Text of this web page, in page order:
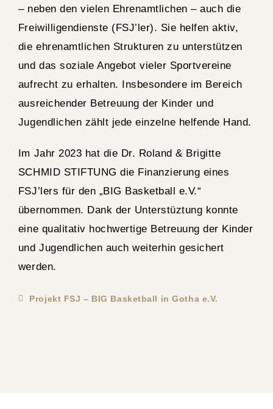
– neben den vielen Ehrenamtlichen – auch die
Freiwilligendienste (FSJ’ler). Sie helfen aktiv,
die ehrenamtlichen Strukturen zu unterstützen
und das soziale Angebot vieler Sportvereine
aufrecht zu erhalten. Insbesondere im Bereich
ausreichender Betreuung der Kinder und
Jugendlichen zählt jede einzelne helfende Hand.
Im Jahr 2023 hat die Dr. Roland & Brigitte
SCHMID STIFTUNG die Finanzierung eines
FSJ’lers für den „BIG Basketball e.V.“
übernommen. Dank der Unterstüztung konnte
eine qualitativ hochwertige Betreuung der Kinder
und Jugendlichen auch weiterhin gesichert
werden.
Projekt FSJ – BIG Basketball in Gotha e.V.